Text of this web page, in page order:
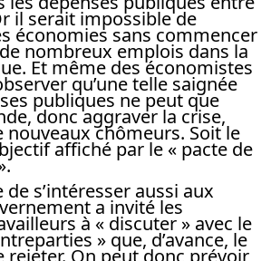
il serait impossible de
économies sans commencer
nombreux emplois dans la
Et même des économistes
qu’une telle saignée
publiques ne peut que
donc aggraver la crise,
chômeurs. Soit le
affiché par le « pacte de
s’intéresser aussi aux
a invité les
à « discuter » avec le
» que, d’avance, le
rejeter. On peut donc prévoir